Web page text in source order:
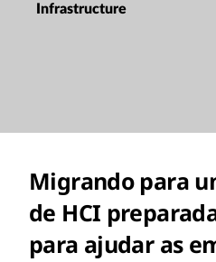
Infrastructure
Migrando para
de HCI
para ajudar as